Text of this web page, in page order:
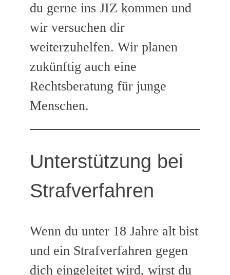
du gerne ins JIZ kommen und
wir versuchen dir
weiterzuhelfen. Wir planen
zukünftig auch eine
Rechtsberatung für junge
Menschen.
Unterstützung bei
Strafverfahren
Wenn du unter 18 Jahre alt bist
und ein Strafverfahren gegen
dich eingeleitet wird, wirst du